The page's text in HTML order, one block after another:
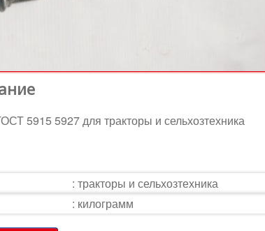
5915 5927 для тракторы и сельхозтехника
:тракторы и сельхозтехника
: килограмм